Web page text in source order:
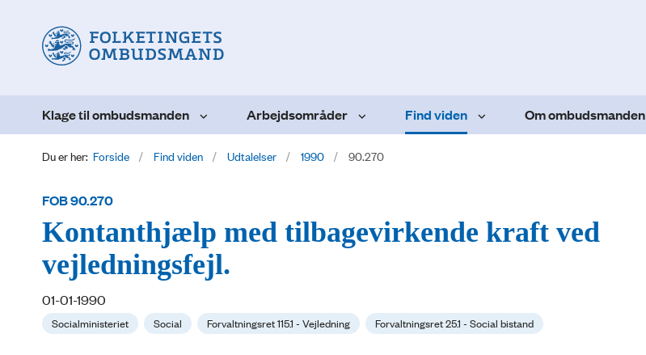
Klage til ombudsmanden Arbejdsområder Find viden Om ombudsmanden
Du er her: Forside Find viden Udtalelser 1990 90.270
FOB 90.270
Kontanthjælp med tilbagevirkende kraft ved
vejledningsfejl.
01-01-1990
Socialministeriet Social Forvaltningsret 115.1 - Vejledning Forvaltningsret 25.1 - Social bistand